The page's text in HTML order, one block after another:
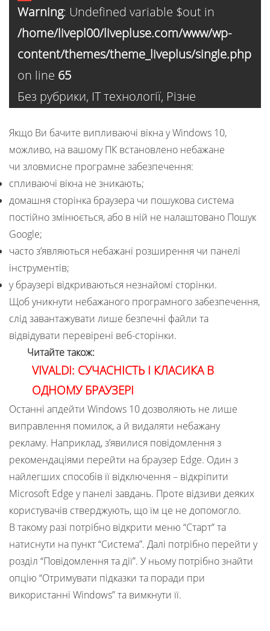
Warning: Undefined variable $out in
/home/livepl00/livepluse.com/www/wp-
content/themes/theme_liveplus/single.php
on line 65
Без рубрики, ІТ технології, Різне
Якщо Ви бачите випливаючі вікна у Windows 10,
можливо, на вашому ПК встановлено небажане
чи зловмисне програмне забезпечення:
спливаючі вікна не зникають;
домашня сторінка браузера чи пошукова система
постійно змінюється, або в ній не налаштовано Пошук
Google;
часто з’являються небажані розширення чи панелі
інструментів;
у браузері відкриваються незнайомі сторінки.
Щоб уникнути небажаного програмного забезпечення,
слід завантажувати лише безпечні файли та
відвідувати перевірені веб-сторінки.
Читайте також:
VIVALDI: СУЧАСНІСТЬ І КЛАСИКА В
ОДНОМУ БРАУЗЕРІ
Останні апдейти Windows 10 дозволяють не лише
виправлення помилок, а й видаляти небажану
рекламу. Наприклад, з’явилися повідомлення з
рекомендаціями перейти на браузер Edge. Один з
найлегших способів її відключення – відкріпити
Microsoft Edge у панелі завдань. Проте відзиви деяких
користувачів стверджують, що їм це не допомогло.
В такому разі потрібно відкрити меню “Старт” та
натиснути на пункт “Система”. Далі потрібно перейти у
розділ “Повідомлення та дії”. У ньому потрібно знайти
опцію “Отримувати підказки та поради при
використанні Windows” та вимкнути її.